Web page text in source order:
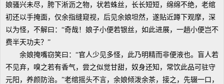
娘骚兴未尽，胯下淅沥之物，状若蛛丝，长长短短，绵绵不绝，老绾
初还以手掩面，仅余指缝窥视，后见余娘坦然，遂贴近蹲下观摩，深
以为怪，不解曰：“奇哉！娘子小便若银丝，如此进展，一趟小便岂不
费半天功夫？”
余娘掩嘴窃笑曰：“官人少见多怪，此乃明精而非便液也。盲人若
不见弃，嗅之若有香气，尝之似觉甘甜，奴身还知，常饮此品可驻守
元阳，养颜防治。”老绾摇头不言，余娘倾泼余茶，接之，先辍一口，